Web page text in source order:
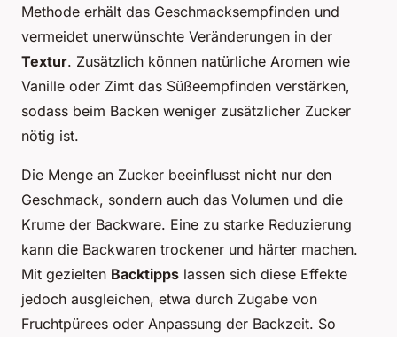
Methode erhält das Geschmacksempfinden und
vermeidet unerwünschte Veränderungen in der
Textur. Zusätzlich können natürliche Aromen wie
Vanille oder Zimt das Süßeempfinden verstärken,
sodass beim Backen weniger zusätzlicher Zucker
nötig ist.
Die Menge an Zucker beeinflusst nicht nur den
Geschmack, sondern auch das Volumen und die
Krume der Backware. Eine zu starke Reduzierung
kann die Backwaren trockener und härter machen.
Mit gezielten Backtipps lassen sich diese Effekte
jedoch ausgleichen, etwa durch Zugabe von
Fruchtpürees oder Anpassung der Backzeit. So